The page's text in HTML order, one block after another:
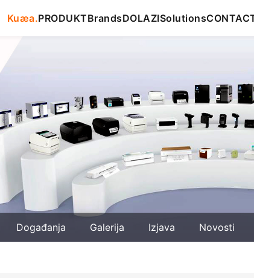
Kuæa.PRODUKTBrandsDOLAZISolutions
Događanja Galerija Izjava Novosti